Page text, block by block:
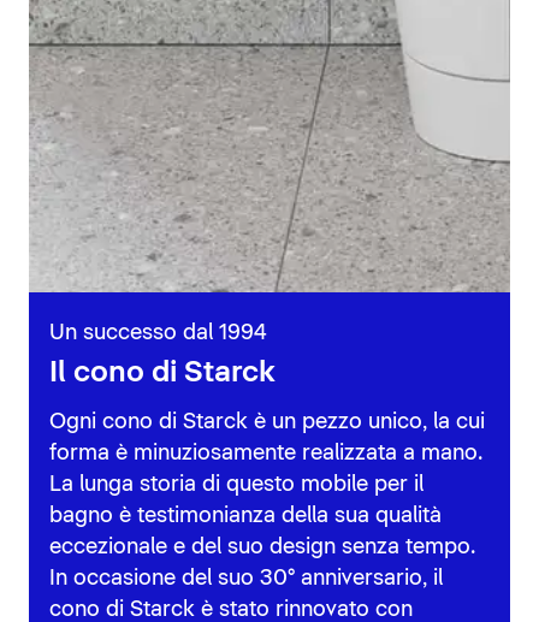
Un successo dal 1994
Il cono di Starck
Ogni cono di Starck è un pezzo unico, la cui
forma è minuziosamente realizzata a mano.
La lunga storia di questo mobile per il
bagno è testimonianza della sua qualità
eccezionale e del suo design senza tempo.
In occasione del suo 30° anniversario, il
cono di Starck è stato rinnovato con